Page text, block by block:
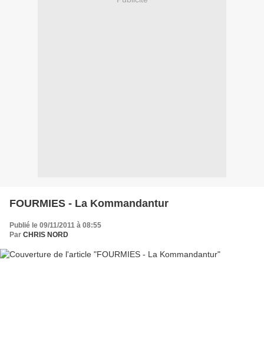
FOURMIES - La Kommandantur
Publié le 09/11/2011 à 08:55
Par CHRIS NORD